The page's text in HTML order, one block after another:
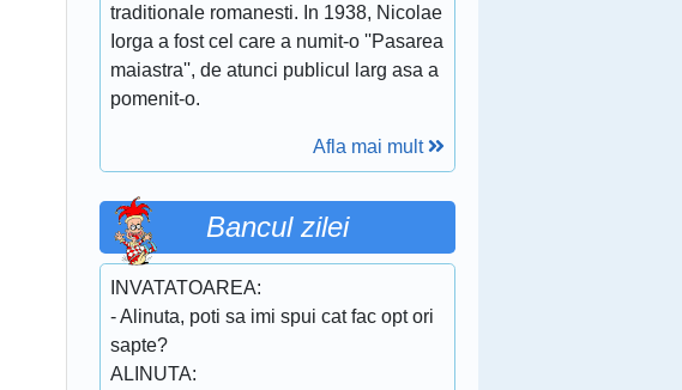
traditionale romanesti. In 1938, Nicolae
Iorga a fost cel care a numit-o ''Pasarea
maiastra'', de atunci publicul larg asa a
pomenit-o.
Afla mai mult
Bancul zilei
INVATATOAREA:
- Alinuta, poti sa imi spui cat fac opt ori
sapte?
ALINUTA: